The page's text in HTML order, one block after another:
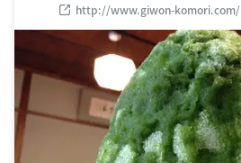
http://www.giwon-komori.com/